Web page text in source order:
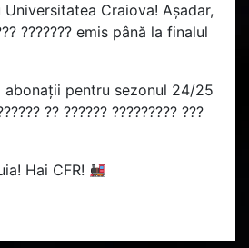
Universitatea Craiova! Așadar,
??????? emis până la finalul
abonații pentru sezonul 24/25
?? ?????? ????????? ???
Hai CFR!